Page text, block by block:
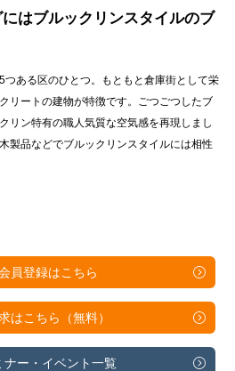
はブルックリンスタイルのブ
つある区のひとつ。もともと倉庫街として栄
リートの建物が特徴です。ごつごつしたブ
リン特有の職人気質な空気感を再現しまし
製品などでブルックリンスタイルには相性
員登録はこちら
はこちら（無料）
ー・ イベント一覧